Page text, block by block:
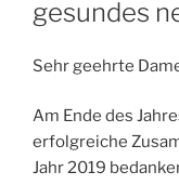
gesundes
Sehr geehrte
Am Ende des
erfolgreiche
Jahr 2019